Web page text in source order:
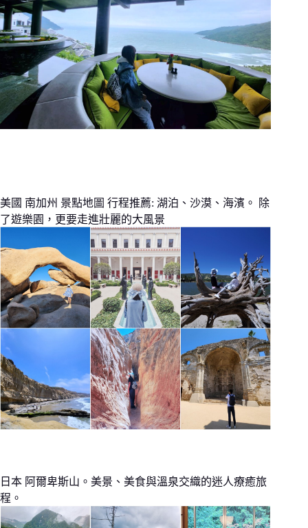
美國 南加州 景點地圖 行程推薦: 湖泊、沙漠、海濱。 除
了遊樂園，更要走進壯麗的大風景
日本 阿爾卑斯山。美景、美食與溫泉交織的迷人療癒旅
程。